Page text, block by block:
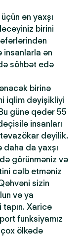
ən yaxşı
birini
insanlarla ən
söhbət edə
birinə
iqlim dəyişikliyi
günə qədər 55
insanları
deyilik.
daha da yaxşı
görünməniz və
cəlb etməniz
sizin
və ya
Xaricə
funksiyamız
ölkədə